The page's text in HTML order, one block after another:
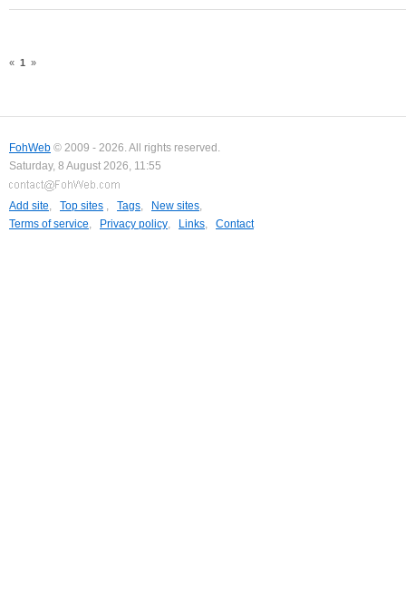
« 1 »
FohWeb © 2009 - 2026. All rights reserved.
Saturday, 8 August 2026, 11:55
Add site, Top sites , Tags, New sites,
Terms of service, Privacy policy, Links, Contact